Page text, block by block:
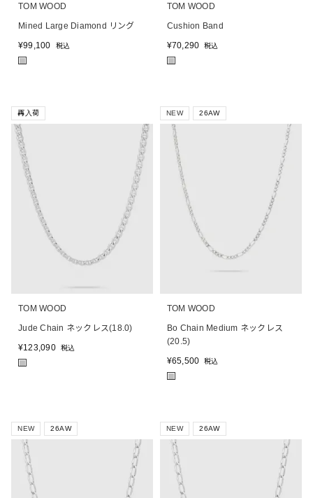
TOM WOOD
Mined Large Diamond リング
¥99,100 税込
■
TOM WOOD
Cushion Band
¥70,290 税込
■
再入荷
TOM WOOD
Jude Chain ネックレス(18.0)
¥123,090 税込
■
NEW 26AW
TOM WOOD
Bo Chain Medium ネックレス
(20.5)
¥65,500 税込
■
NEW 26AW NEW 26AW